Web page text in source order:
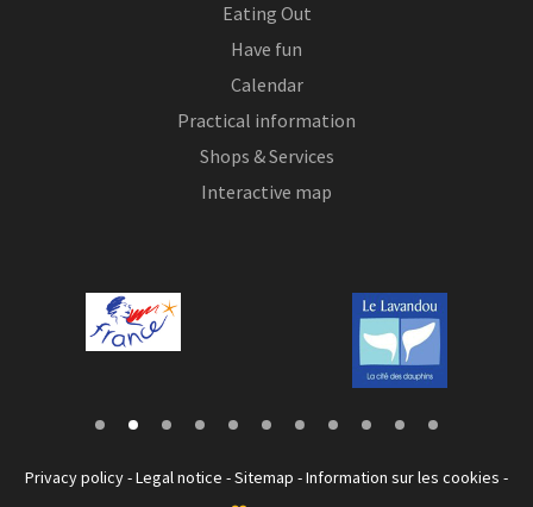
Eating Out
Have fun
Calendar
Practical information
Shops & Services
Interactive map
Privacy policy-Legal notice -Sitemap -Information sur les cookies -